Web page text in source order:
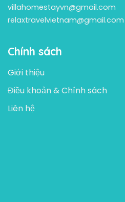
villahomestayvn@gmail.com
relaxtravelvietnam@gmail.com
Chính sách
Giới thiệu
Điều khoản & Chính sách
Liên hệ